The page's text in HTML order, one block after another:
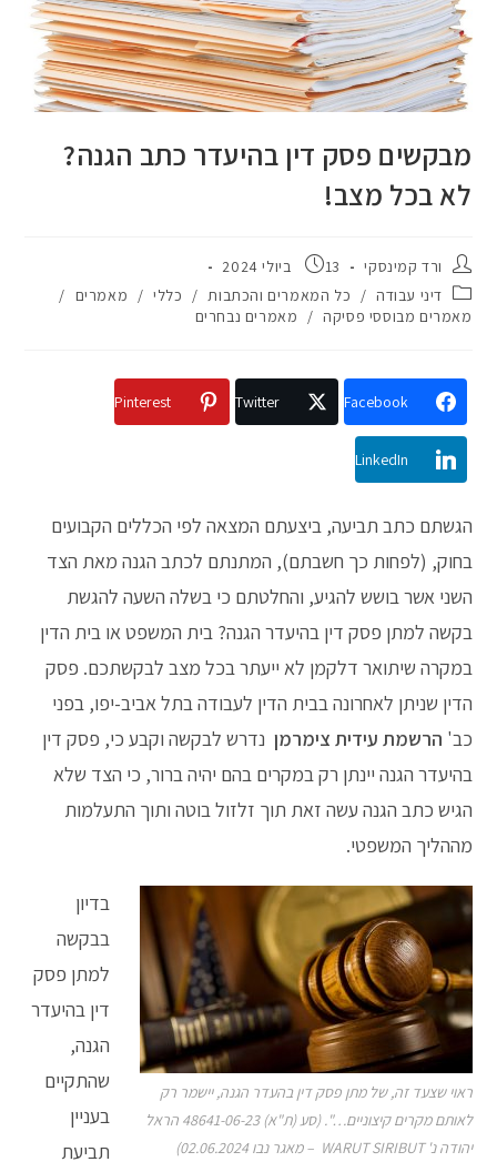
מבקשים פסק דין בהיעדר כתב הגנה?
לא בכל מצב!
ורד קמינסקי
13 ביולי 2024
דיני עבודה / כל המאמרים והכתבות / כללי / מאמרים
/
מאמרים מבוססי פסיקה / מאמרים נבחרים
Facebook
Twitter
Pinterest
LinkedIn
הגשתם כתב תביעה, ביצעתם המצאה לפי הכללים הקבועים
בחוק, (לפחות כך חשבתם), המתנתם לכתב הגנה מאת הצד
השני אשר בושש להגיע, והחלטתם כי בשלה השעה להגשת
בקשה למתן פסק דין בהיעדר הגנה? בית המשפט או בית הדין
במקרה שיתואר דלקמן לא ייעתר בכל מצב לבקשתכם. פסק
הדין שניתן לאחרונה בבית הדין לעבודה בתל אביב-יפו, בפני
כב' הרשמת עידית צימרמן נדרש לבקשה וקבע כי, פסק דין
בהיעדר הגנה יינתן רק במקרים בהם יהיה ברור, כי הצד שלא
הגיש כתב הגנה עשה זאת תוך זלזול בוטה ותוך התעלמות
מההליך המשפטי.
ראוי שצעד זה, של מתן פסק דין בהעדר הגנה, יישמר רק
לאותם מקרים קיצוניים…". (סע (ת"א) 48641-06-23 הראל
יהודה נ' WARUT SIRIBUT – מאגר נבו 02.06.2024)
בדיון
בבקשה
למתן פסק
דין בהיעדר
הגנה,
שהתקיים
בעניין
תביעת